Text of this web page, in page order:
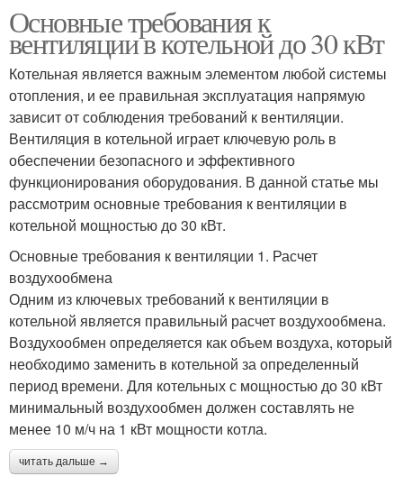
Основные требования к
вентиляции в котельной до 30 кВт
Котельная является важным элементом любой системы
отопления, и ее правильная эксплуатация напрямую
зависит от соблюдения требований к вентиляции.
Вентиляция в котельной играет ключевую роль в
обеспечении безопасного и эффективного
функционирования оборудования. В данной статье мы
рассмотрим основные требования к вентиляции в
котельной мощностью до 30 кВт.
Основные требования к вентиляции 1. Расчет
воздухообмена
Одним из ключевых требований к вентиляции в
котельной является правильный расчет воздухообмена.
Воздухообмен определяется как объем воздуха, который
необходимо заменить в котельной за определенный
период времени. Для котельных с мощностью до 30 кВт
минимальный воздухообмен должен составлять не
менее 10 м/ч на 1 кВт мощности котла.
читать дальше →